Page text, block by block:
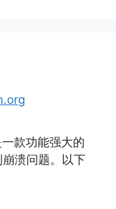
款功能强大的
溃问题。以下